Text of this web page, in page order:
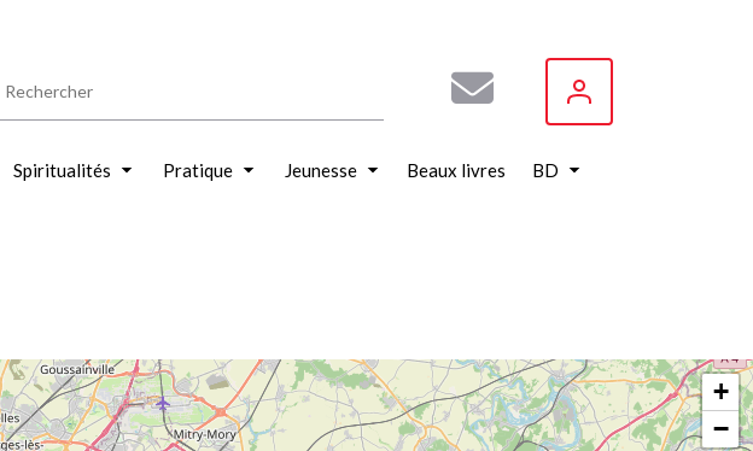
Spiritualités Pratique Jeunesse Beaux livres BD
+
−